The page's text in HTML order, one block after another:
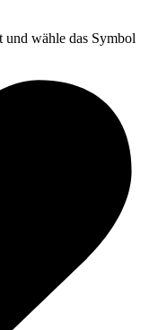
und wähle das Symbol